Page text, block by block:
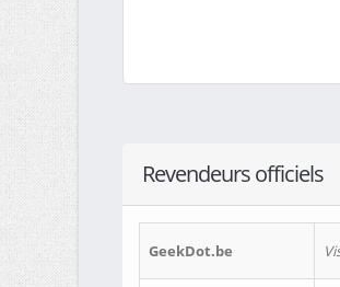
Revendeurs officiels
GeekDot.be